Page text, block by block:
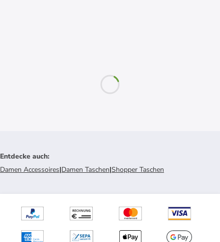
Entdecke auch:
Damen Accessoires|Damen Taschen|Shopper Taschen